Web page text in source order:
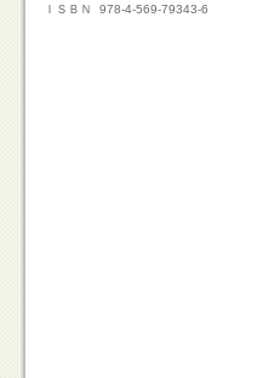
ＩＳＢＮ
978-4-569-79343-6